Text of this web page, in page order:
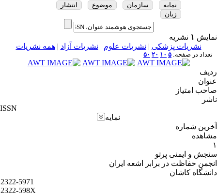
نمایه سازمان موضوع
انتشار
زبان
نمایش ۱ نشریه
نشریات پزشکی | نشریات علوم | نشریات آزاد |همه نشریات
تعداد در صفحه: ۵ ۱۰ ۲۰ ۵۰
ردیف
عنوان
صاحب امتیاز
ناشر
ISSN
نمایه
آخرین شماره
مشاهده
۱
سنجش و ایمنی پرتو
انجمن حفاظت در برابر اشعه ایران
دانشگاه کاشان
2322-5971
2322-598X